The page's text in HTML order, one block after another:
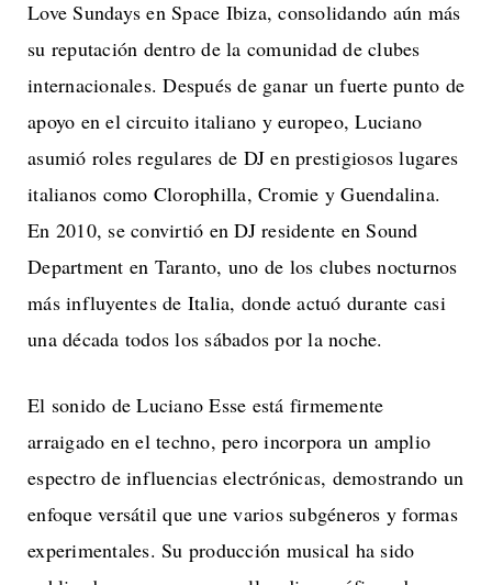
Love Sundays en Space Ibiza, consolidando aún más
su reputación dentro de la comunidad de clubes
internacionales. Después de ganar un fuerte punto de
apoyo en el circuito italiano y europeo, Luciano
asumió roles regulares de DJ en prestigiosos lugares
italianos como Clorophilla, Cromie y Guendalina.
En 2010, se convirtió en DJ residente en Sound
Department en Taranto, uno de los clubes nocturnos
más influyentes de Italia, donde actuó durante casi
una década todos los sábados por la noche.
El sonido de Luciano Esse está firmemente
arraigado en el techno, pero incorpora un amplio
espectro de influencias electrónicas, demostrando un
enfoque versátil que une varios subgéneros y formas
experimentales. Su producción musical ha sido